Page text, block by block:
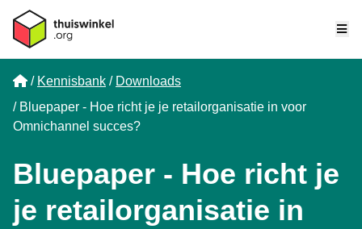
Home
Kennisbank
Downloads
Bluepaper - Hoe richt je je retailorganisatie in voor
Omnichannel succes?
Bluepaper - Hoe richt je
je retailorganisatie in